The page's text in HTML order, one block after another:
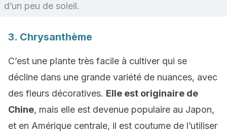
d’un peu de soleil.
3. Chrysanthème
C’est une plante très facile à cultiver qui se
décline dans une grande variété de nuances, avec
des fleurs décoratives. Elle est originaire de
Chine, mais elle est devenue populaire au Japon,
et en Amérique centrale, il est coutume de l’utiliser